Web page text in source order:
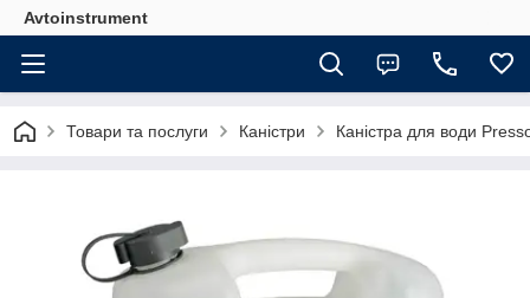
Avtoinstrument
Товари та послуги Каністри Каністра для води